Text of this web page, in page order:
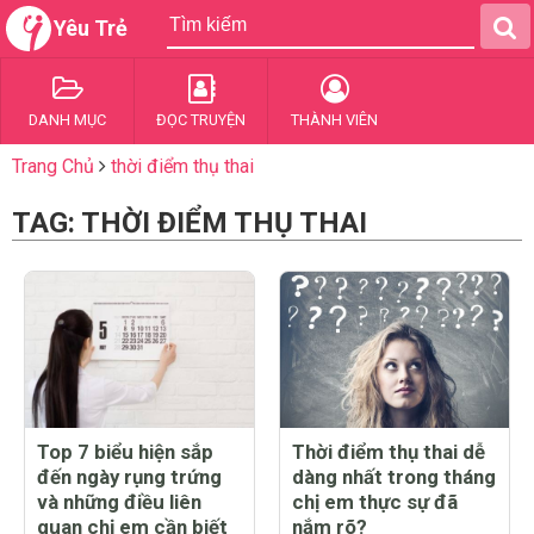
Yêu Trẻ
DANH MỤC ĐỌC TRUYỆN THÀNH VIÊN
Trang Chủ thời điểm thụ thai
TAG: THỜI ĐIỂM THỤ THAI
Top 7 biểu hiện sắp
đến ngày rụng trứng
và những điều liên
quan chị em cần biết
Thời điểm thụ thai dễ
dàng nhất trong tháng
chị em thực sự đã
nắm rõ?